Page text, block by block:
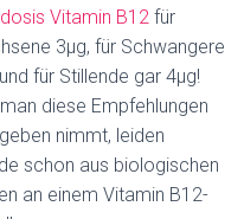
Vitamin B12 für
3µg, für Schwangere
für Stillende gar 4µg!
diese Empfehlungen
nimmt, leiden
schon aus biologischen
an einem Vitamin B12-